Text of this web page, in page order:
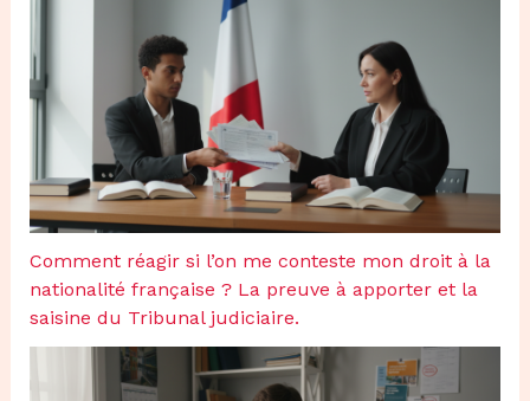
Comment réagir si l’on me conteste mon droit à la
nationalité française ? La preuve à apporter et la
saisine du Tribunal judiciaire.